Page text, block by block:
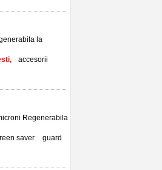
la
accesorii
Regenerabila
saver, guard